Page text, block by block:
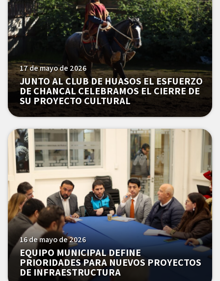
17 de mayo de 2026
JUNTO AL CLUB DE HUASOS EL ESFUERZO
DE CHANCAL CELEBRAMOS EL CIERRE DE
SU PROYECTO CULTURAL
16 de mayo de 2026
EQUIPO MUNICIPAL DEFINE
PRIORIDADES PARA NUEVOS PROYECTOS
DE INFRAESTRUCTURA